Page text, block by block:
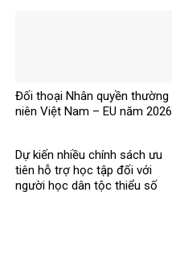
Đối thoại Nhân quyền thường
niên Việt Nam – EU năm 2026
Dự kiến nhiều chính sách ưu
tiên hỗ trợ học tập đối với
người học dân tộc thiểu số